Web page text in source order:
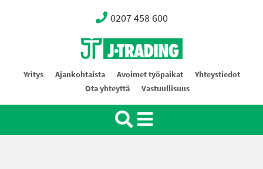
0207 458 600
Oy J-Trading Ab
Yritys Ajankohtaista Avoimet työpaikat
Yhteystiedot
Ota yhteyttä
Vastuullisuus